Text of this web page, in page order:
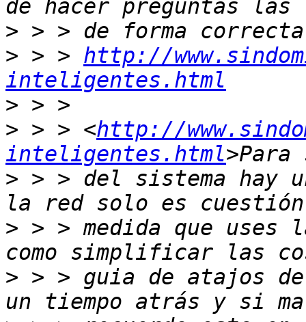
>
> > > http://
inteligentes.html
>
> > > <http://
inteligentes.html
> > > del sistema hay
> > > medida que uses
> > > guia de atajos de